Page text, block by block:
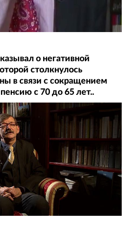
о негативной
столкнулось
в связи с сокращением
с 70 до 65 лет..